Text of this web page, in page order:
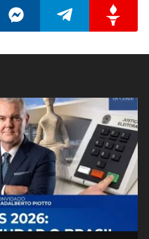
no
no
Telegram
no
Gettr